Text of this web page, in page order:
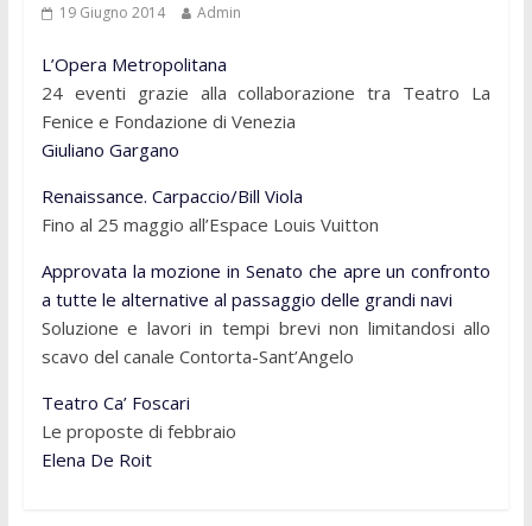
19 Giugno 2014 Admin
L’Opera Metropolitana
24 eventi grazie alla collaborazione tra Teatro La
Fenice e Fondazione di Venezia
Giuliano Gargano
Renaissance. Carpaccio/Bill Viola
Fino al 25 maggio all’Espace Louis Vuitton
Approvata la mozione in Senato che apre un confronto
a tutte le alternative al passaggio delle grandi navi
Soluzione e lavori in tempi brevi non limitandosi allo
scavo del canale Contorta-Sant’Angelo
Teatro Ca’ Foscari
Le proposte di febbraio
Elena De Roit